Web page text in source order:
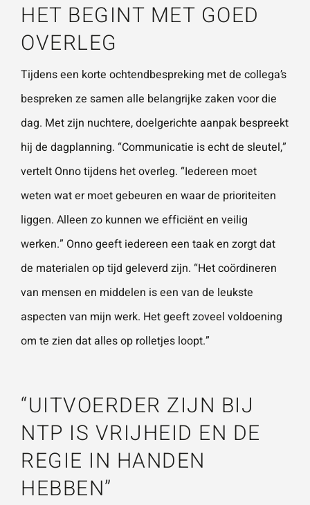
Wat is 5 + 5?
vestigingen.
E-mailadres*
Telefoonnummer
Vraag of opmerking *
HET BEGINT MET GOED
OVERLEG
Tijdens een korte ochtendbespreking met de collega’s
bespreken ze samen alle belangrijke zaken voor die
dag. Met zijn nuchtere, doelgerichte aanpak bespreekt
hij de dagplanning. “Communicatie is echt de sleutel,”
vertelt Onno tijdens het overleg. “Iedereen moet
weten wat er moet gebeuren en waar de prioriteiten
liggen. Alleen zo kunnen we efficiënt en veilig
werken.” Onno geeft iedereen een taak en zorgt dat
de materialen op tijd geleverd zijn. “Het coördineren
van mensen en middelen is een van de leukste
aspecten van mijn werk. Het geeft zoveel voldoening
om te zien dat alles op rolletjes loopt.”
“UITVOERDER ZIJN BIJ
NTP IS VRIJHEID EN DE
REGIE IN HANDEN
HEBBEN”